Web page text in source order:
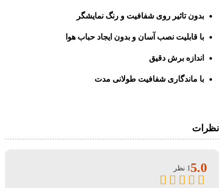
بدون تاثیر روی شفافیت و رنگ نمایشگر
با قابلیت نصب آسان و بدون ایجاد حباب هوا
اندازه برش دقیق
با ماندگاری شفافیت طولانی مدت
نظرات
5.01 نظر